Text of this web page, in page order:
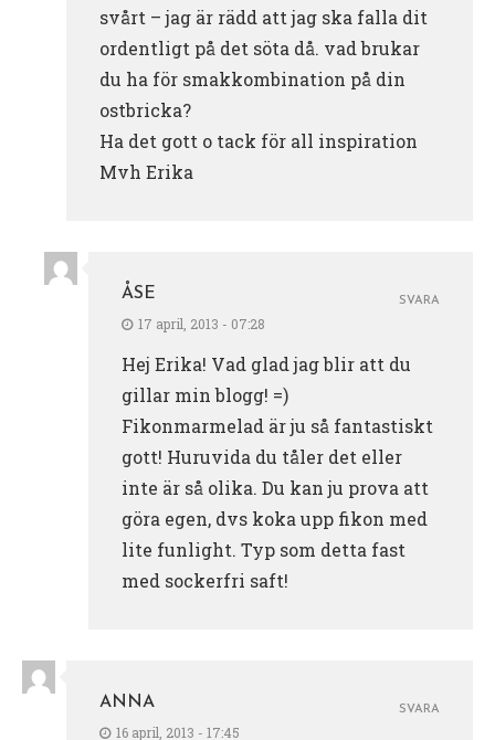
svårt – jag är rädd att jag ska falla dit
ordentligt på det söta då. vad brukar
du ha för smakkombination på din
ostbricka?
Ha det gott o tack för all inspiration
Mvh Erika
ÅSE
17 april, 2013 - 07:28
Hej Erika! Vad glad jag blir att du
gillar min blogg! =)
Fikonmarmelad är ju så fantastiskt
gott! Huruvida du tåler det eller
inte är så olika. Du kan ju prova att
göra egen, dvs koka upp fikon med
lite funlight. Typ som detta fast
med sockerfri saft!
SVARA
ANNA
16 april, 2013 - 17:45
SVARA